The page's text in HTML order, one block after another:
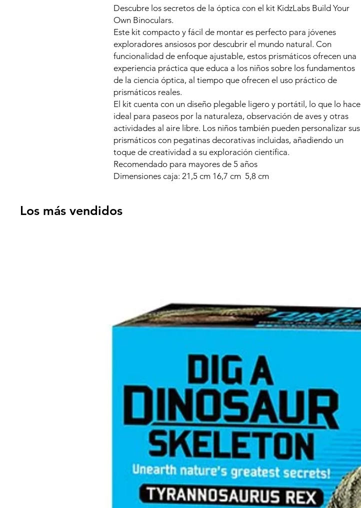
Descubre los secretos de la óptica con el kit KidzLabs Build Your
Own Binoculars.
Este kit compacto y fácil de montar es perfecto para jóvenes
exploradores ansiosos por descubrir el mundo natural. Con
funcionalidad de enfoque ajustable, estos prismáticos ofrecen una
experiencia práctica que educa a los niños sobre los fundamentos
de la ciencia óptica, al tiempo que ofrecen el uso práctico de
prismáticos reales.
El kit cuenta con un diseño plegable ligero y portátil, lo que lo hace
ideal para paseos por la naturaleza, observación de aves y otras
actividades al aire libre. Los niños también pueden personalizar sus
prismáticos con pegatinas decorativas incluidas, añadiendo un
toque de creatividad a su exploración científica.
Recomendado para mayores de 5 años
Dimensiones caja: 21,5 cm 16,7 cm 5,8 cm
Los más vendidos